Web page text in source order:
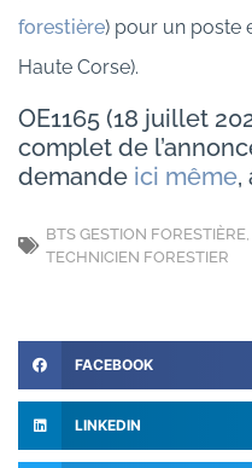
forestière) pour un poste
Haute Corse).
OE1165 (18 juillet
complet de
demande ici même,
BTS GESTION FORESTIÈRE,
TECHNICIEN FORESTIER
FACEBOOK
LINKEDIN